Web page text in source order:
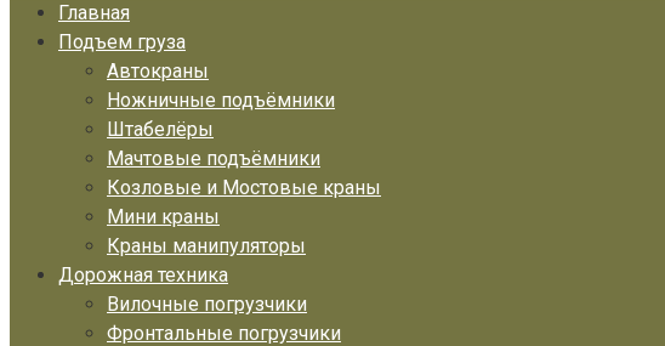
Главная
Подъем груза
Автокраны
Ножничные подъёмники
Штабелёры
Мачтовые подъёмники
Козловые и Мостовые краны
Мини краны
Краны манипуляторы
Дорожная техника
Вилочные погрузчики
Фронтальные погрузчики